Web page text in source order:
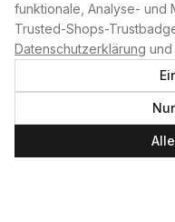
funktionale, Analyse- und
Trusted-Shops-
Datenschutzerklärung und
Home
Kontakt
Impressum
Datenschutzerklärung